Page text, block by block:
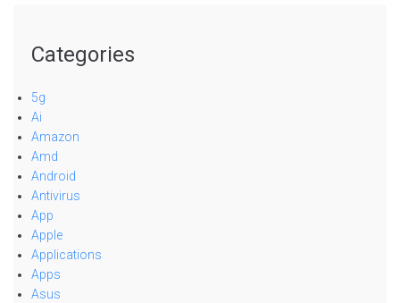
Categories
5g
Ai
Amazon
Amd
Android
Antivirus
App
Apple
Applications
Apps
Asus